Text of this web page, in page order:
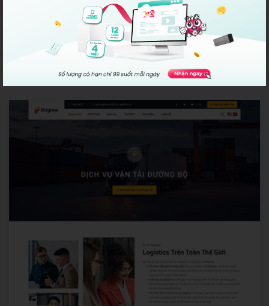
Web Doanh Nghiệp Miễn phí